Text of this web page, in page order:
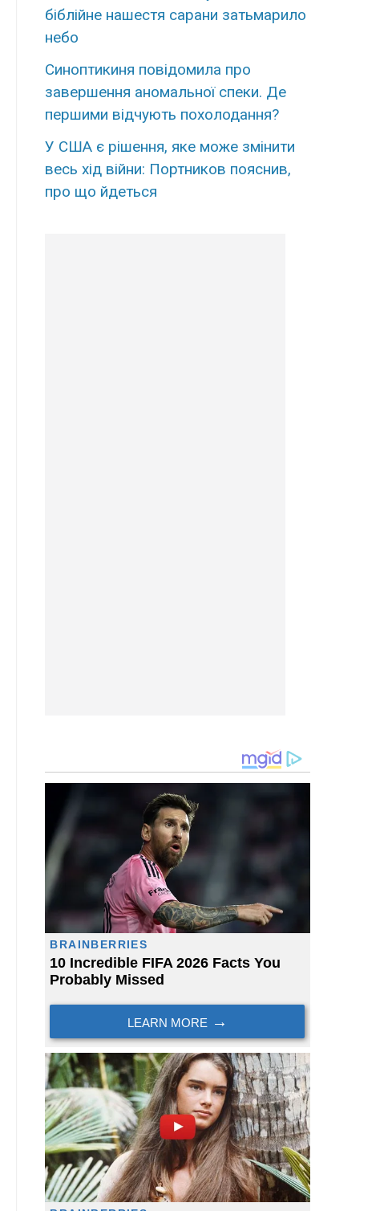
біблійне нашестя сарани затьмарило
небо
Синоптикиня повідомила про
завершення аномальної спеки. Де
першими відчують похолодання?
У США є рішення, яке може змінити
весь хід війни: Портников пояснив,
про що йдеться